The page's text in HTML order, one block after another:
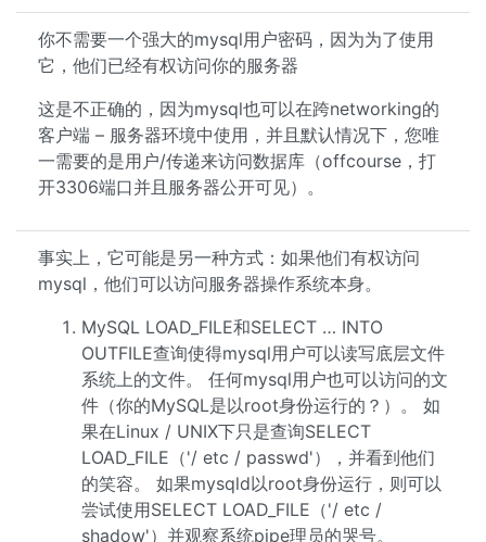
你不需要一个强大的mysql用户密码，因为为了使用
它，他们已经有权访问你的服务器
这是不正确的，因为mysql也可以在跨networking的
客户端 – 服务器环境中使用，并且默认情况下，您唯
一需要的是用户/传递来访问数据库（offcourse，打
开3306端口并且服务器公开可见）。
事实上，它可能是另一种方式：如果他们有权访问
mysql，他们可以访问服务器操作系统本身。
MySQL LOAD_FILE和SELECT … INTO
OUTFILE查询使得mysql用户可以读写底层文件
系统上的文件。 任何mysql用户也可以访问的文
件（你的MySQL是以root身份运行的？）。 如
果在Linux / UNIX下只是查询SELECT
LOAD_FILE（'/ etc / passwd'），并看到他们
的笑容。 如果mysqld以root身份运行，则可以
尝试使用SELECT LOAD_FILE（'/ etc /
shadow'）并观察系统pipe理员的哭号。